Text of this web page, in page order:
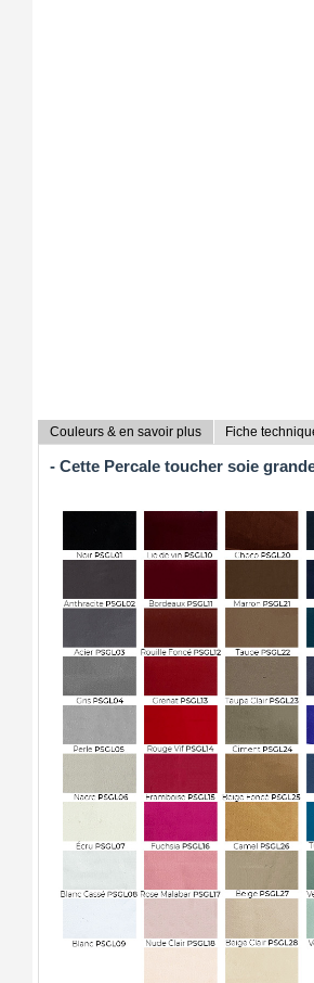
Couleurs & en savoir plus Fiche
- Cette Percale toucher soie